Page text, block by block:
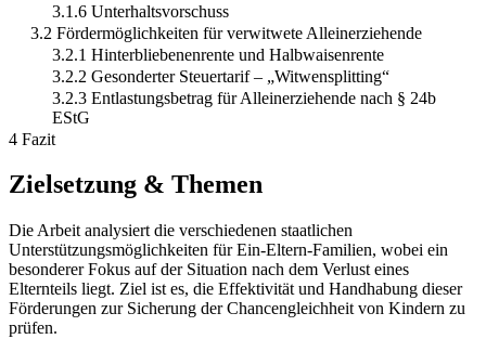
3.1.6 Unterhaltsvorschuss
3.2 Fördermöglichkeiten für verwitwete Alleinerziehende
3.2.1 Hinterbliebenenrente und Halbwaisenrente
3.2.2 Gesonderter Steuertarif – „Witwensplitting“
3.2.3 Entlastungsbetrag für Alleinerziehende nach § 24b
EStG
4 Fazit
Zielsetzung & Themen
Die Arbeit analysiert die verschiedenen staatlichen
Unterstützungsmöglichkeiten für Ein-Eltern-Familien, wobei ein
besonderer Fokus auf der Situation nach dem Verlust eines
Elternteils liegt. Ziel ist es, die Effektivität und Handhabung dieser
Förderungen zur Sicherung der Chancengleichheit von Kindern zu
prüfen.